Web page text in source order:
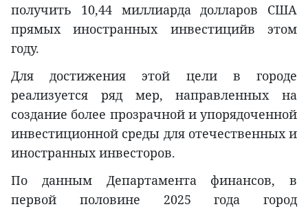
получить 10,44 миллиарда долларов США
прямых иностранных инвестицийв этом
году.
Для достижения этой цели в городе
реализуется ряд мер, направленных на
создание более прозрачной и упорядоченной
инвестиционной среды для отечественных и
иностранных инвесторов.
По данным Департамента финансов, в
первой половине 2025 года город